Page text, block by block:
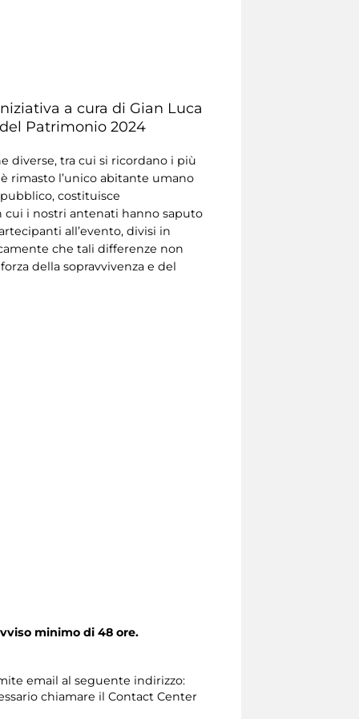
a cura di Gian Luca
Patrimonio 2024
diverse, tra cui si ricordano i più
rimasto l’unico abitante umano
costituisce
cui i nostri antenati hanno saputo
all’evento, divisi in
che tali differenze non
della sopravvivenza e del
minimo di 48 ore.
email al seguente indirizzo:
chiamare il Contact Center